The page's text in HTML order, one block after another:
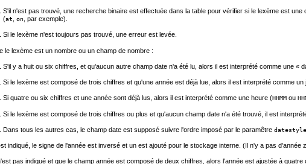
S'il n'est pas trouvé, une recherche binaire est effectuée dans la table pour vérifier si le lexème est une
(at on , par exemple).
Si le lexème n'est toujours pas trouvé, une erreur est levée.
le lexème est un nombre ou un champ de nombre :
S'il y a huit ou six chiffres, et qu'aucun autre champ date n'a été lu, alors il est interprété comme une «
Si le lexème est composé de trois chiffres et qu'une année est déjà lue, alors il est interprété comme un
Si quatre ou six chiffres et une année sont déjà lus, alors il est interprété comme une heure (HHMM ou
Si le lexème est composé de trois chiffres ou plus et qu'aucun champ date n'a été trouvé, il est
Dans tous les autres cas, le champ date est supposé suivre l'ordre imposé par le paramêtre datestyle
indiqué, le signe de l'année est inversé et un est ajouté pour le stockage interne. (Il n'y a pas
pas indiqué et que le champ année est composé de deux chiffres, alors l'année est ajustée à